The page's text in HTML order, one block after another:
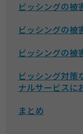
ビッシングの被
ビッシングの被
ビッシングの被
ビッシング対策
ナルサービスに
まとめ